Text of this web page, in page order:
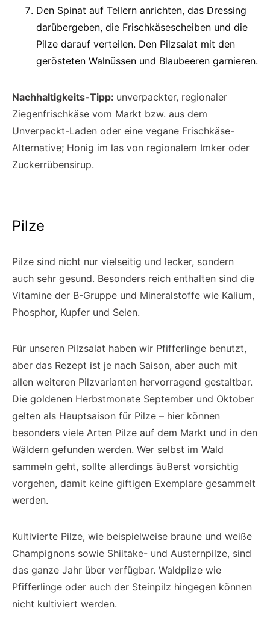
Den Spinat auf Tellern anrichten, das Dressing
darübergeben, die Frischkäsescheiben und die
Pilze darauf verteilen. Den Pilzsalat mit den
gerösteten Walnüssen und Blaubeeren garnieren.
Nachhaltigkeits-Tipp: unverpackter, regionaler
Ziegenfrischkäse vom Markt bzw. aus dem
Unverpackt-Laden oder eine vegane Frischkäse-
Alternative; Honig im las von regionalem Imker oder
Zuckerrübensirup.
Pilze
Pilze sind nicht nur vielseitig und lecker, sondern
auch sehr gesund. Besonders reich enthalten sind die
Vitamine der B-Gruppe und Mineralstoffe wie Kalium,
Phosphor, Kupfer und Selen.
Für unseren Pilzsalat haben wir Pfifferlinge benutzt,
aber das Rezept ist je nach Saison, aber auch mit
allen weiteren Pilzvarianten hervorragend gestaltbar.
Die goldenen Herbstmonate September und Oktober
gelten als Hauptsaison für Pilze – hier können
besonders viele Arten Pilze auf dem Markt und in den
Wäldern gefunden werden. Wer selbst im Wald
sammeln geht, sollte allerdings äußerst vorsichtig
vorgehen, damit keine giftigen Exemplare gesammelt
werden.
Kultivierte Pilze, wie beispielweise braune und weiße
Champignons sowie Shiitake- und Austernpilze, sind
das ganze Jahr über verfügbar. Waldpilze wie
Pfifferlinge oder auch der Steinpilz hingegen können
nicht kultiviert werden.